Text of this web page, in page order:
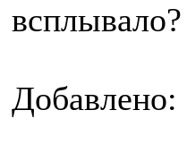
всплывало?
Добавлено: